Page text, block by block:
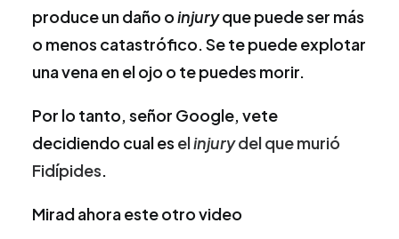
produce un daño oinjuryque puede ser más
o menos catastrófico. Se te puede explotar
una vena en el ojo o te puedes morir.
Por lo tanto, señor Google, vete
decidiendo cual es elinjurydel que murió
Fidípides.
Mirad ahora este otro video